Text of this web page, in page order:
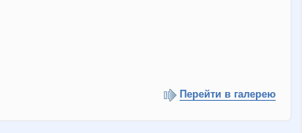
Перейти в галерею